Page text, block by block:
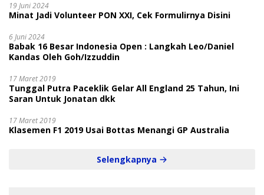
19 Juni 2024
Minat Jadi Volunteer PON XXI, Cek Formulirnya Disini
6 Juni 2024
Babak 16 Besar Indonesia Open : Langkah Leo/Daniel
Kandas Oleh Goh/Izzuddin
17 Maret 2019
Tunggal Putra Paceklik Gelar All England 25 Tahun, Ini
Saran Untuk Jonatan dkk
17 Maret 2019
Klasemen F1 2019 Usai Bottas Menangi GP Australia
Selengkapnya